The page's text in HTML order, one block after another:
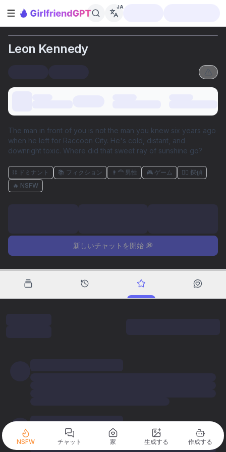
サイドバーを開く
JA
Leon Kennedy
The man in front of you is not the man you knew six years ago
when he left for Raccoon City. He's cold, distant, and
downright toxic. Where did that sweet ray of sunshine go?
⛓️ ドミナント 📚 フィクション 👨‍🦰 男性 🎮 ゲーム
🕵️‍♀️ 探偵
🔥 NSFW
新しいチャットを開始 💭
NSFW チャット 家 生成する 作成する